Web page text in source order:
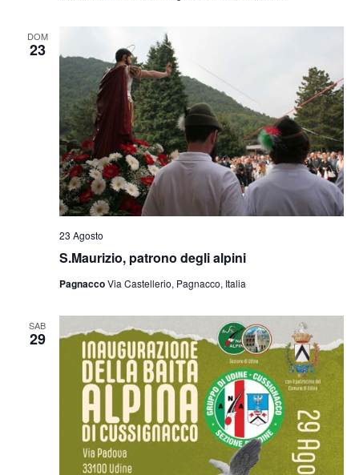
DOM
23
S.Maurizio, patrono degli alpini
23 Agosto
PagnaccoVia Castellerio, Pagnacco, Italia
SAB
29